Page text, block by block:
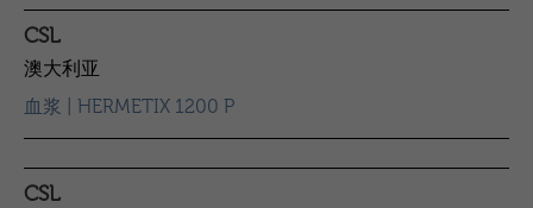
CSL
澳大利亚
血浆 | HERMETIX 1200 P
CSL